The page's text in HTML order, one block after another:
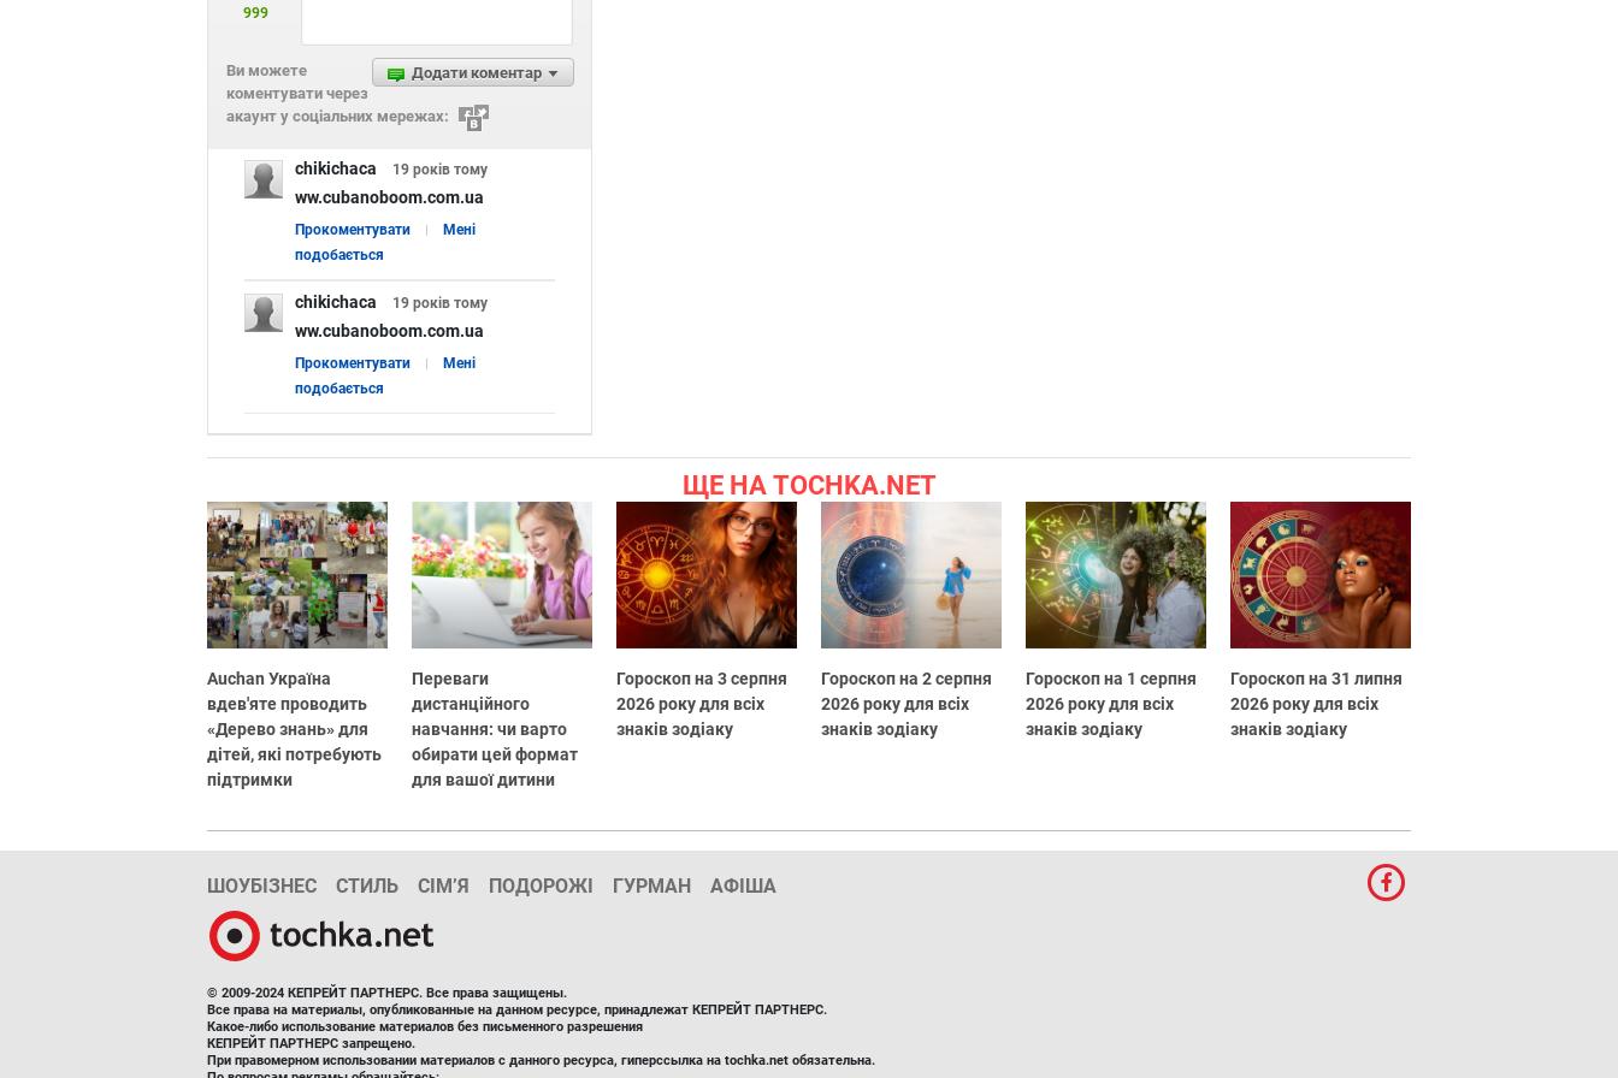
999
Додати коментар
Ви можете
коментувати через
акаунт у соціальних мережах:
chikichaca 19 років тому
ww.cubanoboom.com.ua
Прокоментувати
Мені
подобається
chikichaca 19 років тому
ww.cubanoboom.com.ua
Прокоментувати
Мені
подобається
ЩЕ НА TOCHKA.NET
Auchan Україна
вдев'яте проводить
«Дерево знань» для
дітей, які потребують
підтримки
Переваги
дистанційного
навчання: чи варто
обирати цей формат
для вашої дитини
Гороскоп на 3 серпня
2026 року для всіх
знаків зодіаку
Гороскоп на 2 серпня
2026 року для всіх
знаків зодіаку
Гороскоп на 1 серпня
2026 року для всіх
знаків зодіаку
Гороскоп на 31 липня
2026 року для всіх
знаків зодіаку
ШОУБІЗНЕС СТИЛЬ СІМ’Я ПОДОРОЖІ ГУРМАН АФІША
© 2009-2024 КЕПРЕЙТ ПАРТНЕРС. Все права защищены.
Все права на материалы, опубликованные на данном ресурсе, принадлежат КЕПРЕЙТ ПАРТНЕРС.
Какое-либо использование материалов без письменного разрешения
КЕПРЕЙТ ПАРТНЕРС запрещено.
При правомерном использовании материалов с данного ресурса, гиперссылка на tochka.net обязательна.